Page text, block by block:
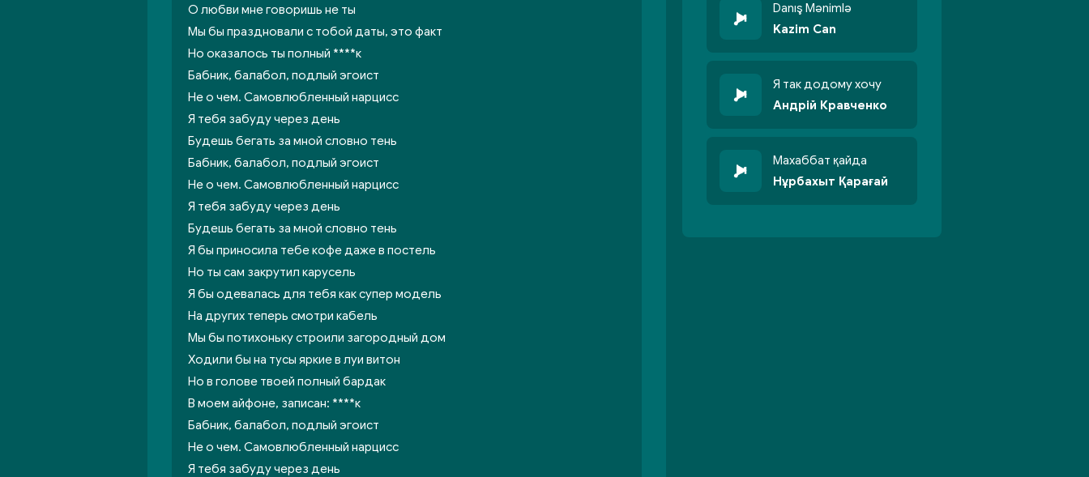
О любви мне говоришь не ты
Мы бы праздновали с тобой даты, это факт
Но оказалось ты полный ****к
Бабник, балабол, подлый эгоист
Не о чем. Самовлюбленный нарцисс
Я тебя забуду через день
Будешь бегать за мной словно тень
Бабник, балабол, подлый эгоист
Не о чем. Самовлюбленный нарцисс
Я тебя забуду через день
Будешь бегать за мной словно тень
Я бы приносила тебе кофе даже в постель
Но ты сам закрутил карусель
Я бы одевалась для тебя как супер модель
На других теперь смотри кабель
Мы бы потихоньку строили загородный дом
Ходили бы на тусы яркие в луи витон
Но в голове твоей полный бардак
В моем айфоне, записан: ****к
Бабник, балабол, подлый эгоист
Не о чем. Самовлюбленный нарцисс
Я тебя забуду через день
Danış Mənimlə
Kazim Can
Я так додому хочу
Андрій Кравченко
Махаббат қайда
Нұрбахыт Қарағай